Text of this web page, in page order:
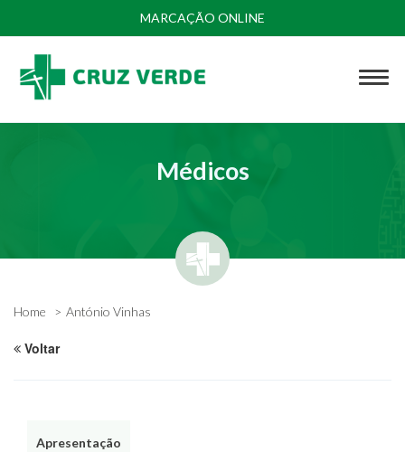
MARCAÇÃO ONLINE
Médicos
Home António Vinhas
Voltar
Apresentação